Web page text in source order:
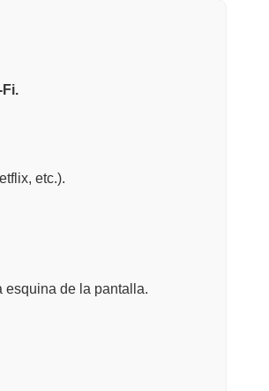
etc.).
esquina de la pantalla.